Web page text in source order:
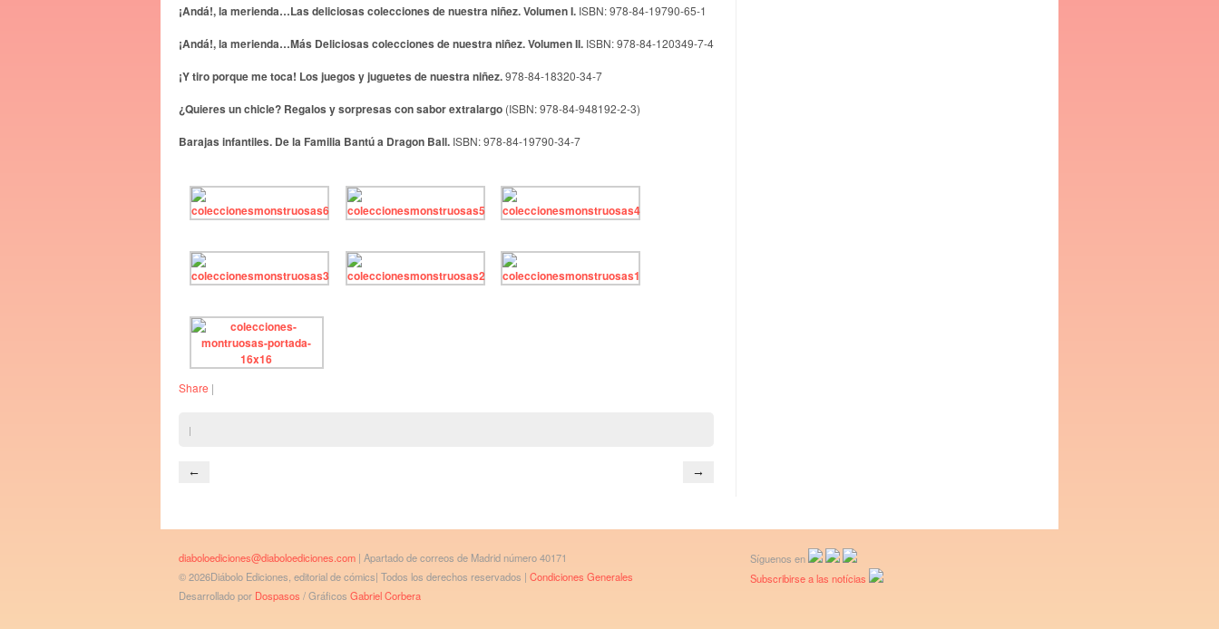
¡Andá!, la merienda…Las deliciosas colecciones de nuestra niñez. Volumen I. ISBN: 978-84-19790-65-1
¡Andá!, la merienda…Más Deliciosas colecciones de nuestra niñez. Volumen II. ISBN: 978-84-120349-7-4
¡Y tiro porque me toca! Los juegos y juguetes de nuestra niñez.978-84-18320-34-7
¿Quieres un chicle? Regalos y sorpresas con sabor extralargo (ISBN: 978-84-948192-2-3)
Barajas infantiles. De la Familia Bantú a Dragon Ball. ISBN: 978-84-19790-34-7
Share |
|
← →
diaboloediciones@diaboloediciones.com | Apartado de correos de Madrid número 40171
© 2026Diábolo Ediciones, editorial de cómics| Todos los derechos reservados | Condiciones Generales
Desarrollado por Dospasos / Gráficos Gabriel Corbera
Síguenos en
Subscribirse a las notícias